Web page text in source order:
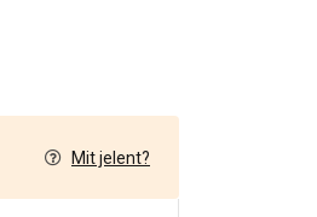
Mit jelent?